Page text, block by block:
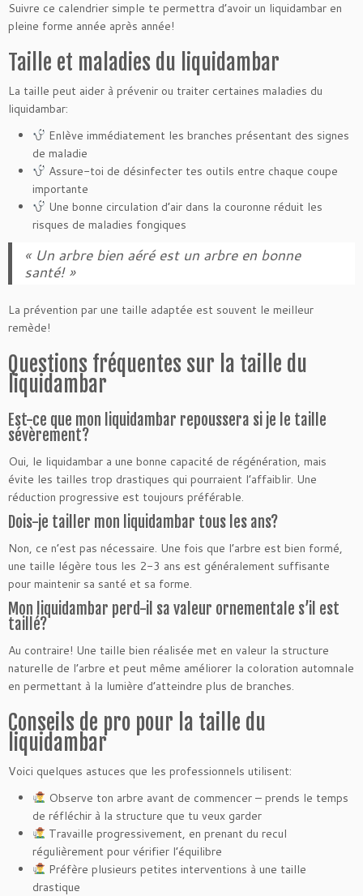
Suivre ce calendrier simple te permettra d’avoir un liquidambar en
pleine forme année après année!
Taille et maladies du liquidambar
La taille peut aider à prévenir ou traiter certaines maladies du
liquidambar:
Enlève immédiatement les branches présentant des signes
de maladie
Assure-toi de désinfecter tes outils entre chaque coupe
importante
Une bonne circulation d’air dans la couronne réduit les
risques de maladies fongiques
« Un arbre bien aéré est un arbre en bonne
santé! »
La prévention par une taille adaptée est souvent le meilleur
remède!
Questions fréquentes sur la taille du
liquidambar
Est-ce que mon liquidambar repoussera si je le taille
sévèrement?
Oui, le liquidambar a une bonne capacité de régénération, mais
évite les tailles trop drastiques qui pourraient l’affaiblir. Une
réduction progressive est toujours préférable.
Dois-je tailler mon liquidambar tous les ans?
Non, ce n’est pas nécessaire. Une fois que l’arbre est bien formé,
une taille légère tous les 2-3 ans est généralement suffisante
pour maintenir sa santé et sa forme.
Mon liquidambar perd-il sa valeur ornementale s’il est
taillé?
Au contraire! Une taille bien réalisée met en valeur la structure
naturelle de l’arbre et peut même améliorer la coloration automnale
en permettant à la lumière d’atteindre plus de branches.
Conseils de pro pour la taille du
liquidambar
Voici quelques astuces que les professionnels utilisent:
Observe ton arbre avant de commencer – prends le temps
de réfléchir à la structure que tu veux garder
Travaille progressivement, en prenant du recul
régulièrement pour vérifier l’équilibre
Préfère plusieurs petites interventions à une taille
drastique